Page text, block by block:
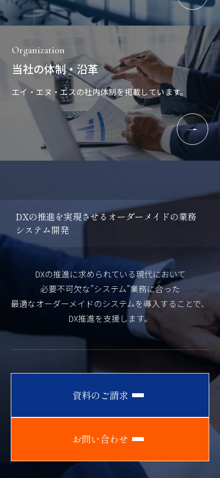
Organization
当社の体制・沿革
エイ・エヌ・エスの社内体制を掲載しています。
DXの推進を実現させるオーダーメ イ ドの業務
シス テ ム開発
DXの推進に求められている現代において
必要不可欠な”システム”業務に合った
最適なオーダーメイドのシステムを導入することで、
DX推進を支援します。
資料の ご請求
お問い合わせ